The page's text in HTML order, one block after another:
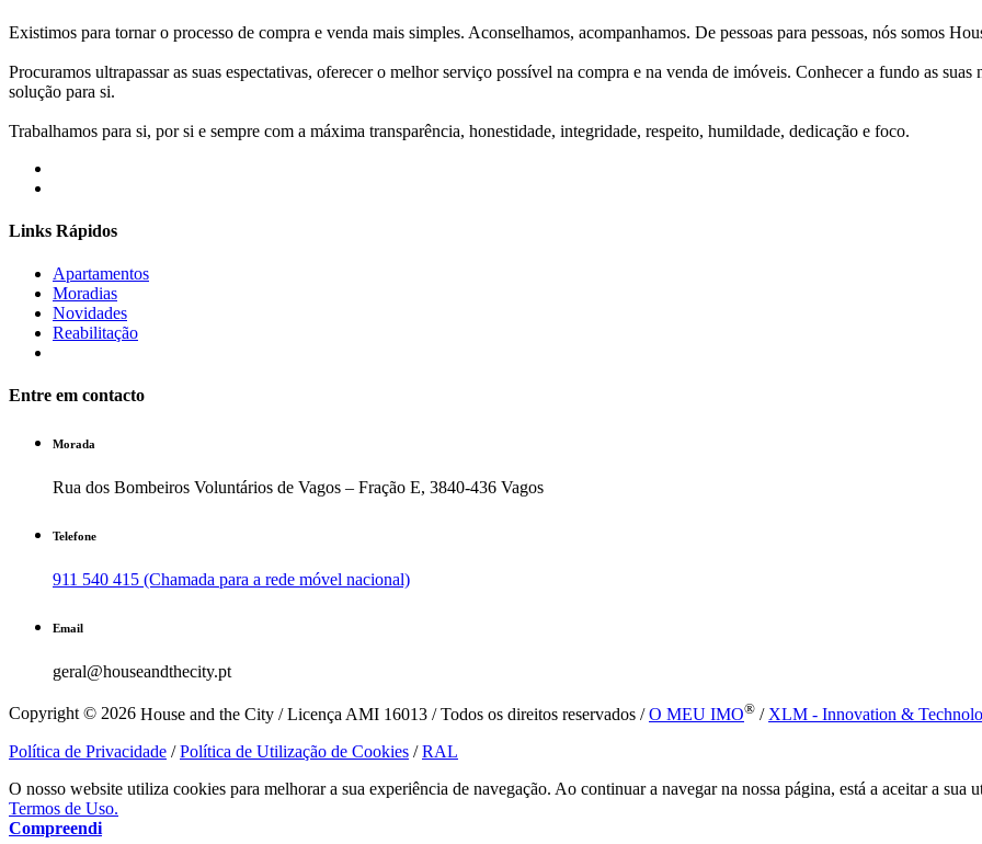
Existimos para tornar o processo de compra e venda mais simples. Aconselhamos, acompanhamos. De pessoas para pessoas, nós somos
Procuramos ultrapassar as suas espectativas, oferecer o melhor serviço possível na compra e na venda de imóveis. Conhecer a fundo as
solução para si.
Trabalhamos para si, por si e sempre com a máxima transparência, honestidade, integridade, respeito, humildade, dedicação e foco.
Links Rápidos
Apartamentos
Moradias
Novidades
Reabilitação
Entre em contacto
Morada
Rua dos Bombeiros Voluntários de Vagos – Fração E, 3840-436 Vagos
Telefone
911 540 415 (Chamada para a rede móvel nacional)
Email
geral@houseandthecity.pt
Copyright © 2026 House and the City / Licença AMI 16013 / Todos os direitos reservados /O MEU IMO® / XLM - Innovation &
Política de Privacidade /Política de Utilização de Cookies /RAL
O nosso website utiliza cookies para melhorar a sua experiência de navegação. Ao continuar a navegar na nossa página, está a aceitar a sua
Termos de Uso.
Compreendi